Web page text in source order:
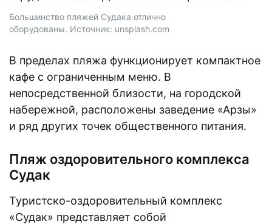
Большинство пляжей Судака отлично
оборудованы. Источник: unsplash.com
В пределах пляжа функционирует компактное
кафе с ограниченным меню. В
непосредственной близости, на городской
набережной, расположены заведение «Арзы»
и ряд других точек общественного питания.
Пляж оздоровительного комплекса
Судак
Туристско-оздоровительный комплекс
«Судак» представляет собой